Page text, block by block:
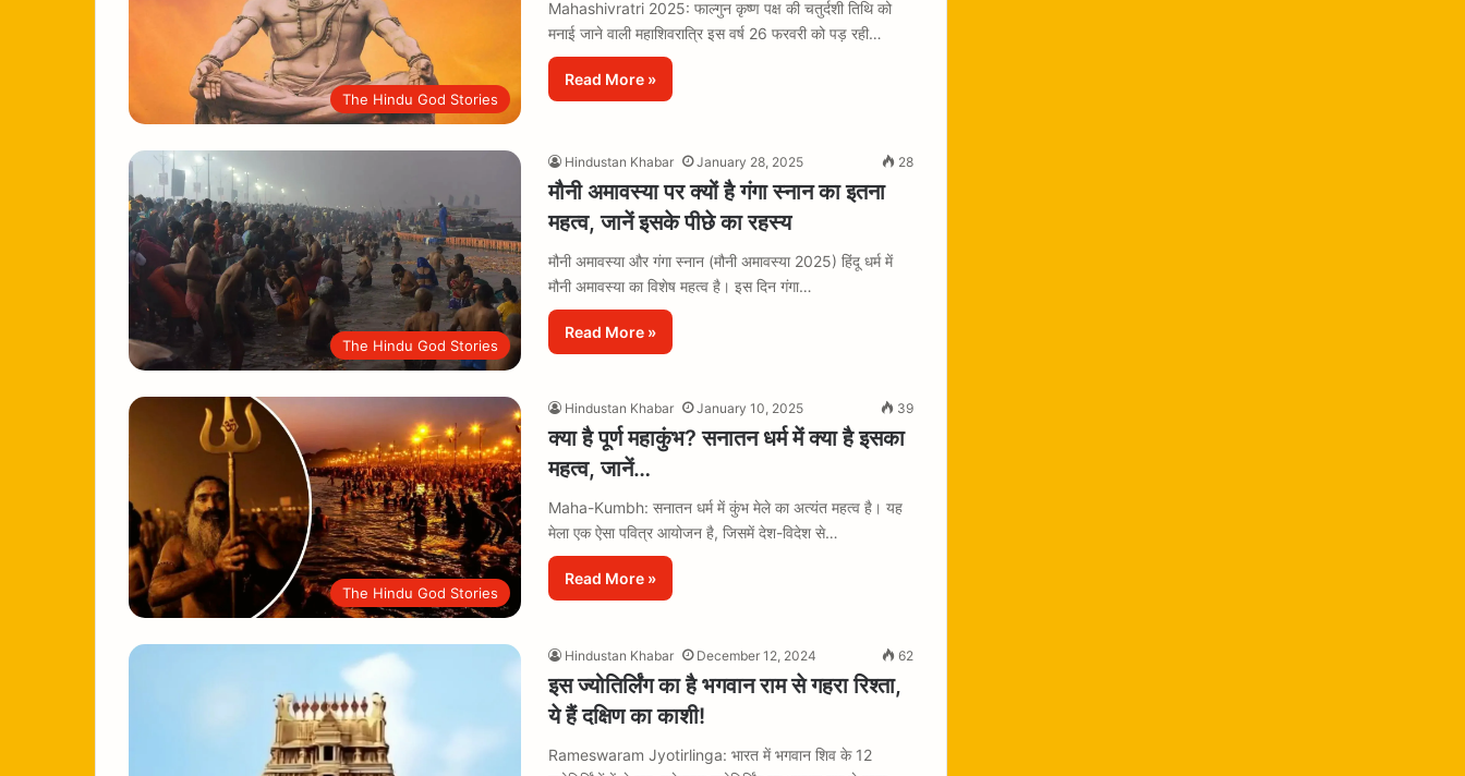
The Hindu God Stories
Mahashivratri 2025: फाल्गुन कृष्ण पक्ष की चतुर्दशी तिथि को
मनाई जाने वाली महाशिवरात्रि इस वर्ष 26 फरवरी को पड़ रही…
Read More »
The Hindu God Stories
Hindustan Khabar January 28, 2025 28
मौनी अमावस्या पर क्यों है गंगा स्नान का इतना
महत्व, जानें इसके पीछे का रहस्य
मौनी अमावस्या और गंगा स्नान (मौनी अमावस्या 2025) हिंदू धर्म में
मौनी अमावस्या का विशेष महत्व है। इस दिन गंगा…
Read More »
The Hindu God Stories
Hindustan Khabar January 10, 2025 39
क्या है पूर्ण महाकुंभ? सनातन धर्म में क्या है इसका
महत्व, जानें…
Maha-Kumbh: सनातन धर्म में कुंभ मेले का अत्यंत महत्व है। यह
मेला एक ऐसा पवित्र आयोजन है, जिसमें देश-विदेश से…
Read More »
Hindustan Khabar December 12, 2024 62
इस ज्योतिर्लिंग का है भगवान राम से गहरा रिश्ता,
ये हैं दक्षिण का काशी!
Rameswaram Jyotirlinga: भारत में भगवान शिव के 12